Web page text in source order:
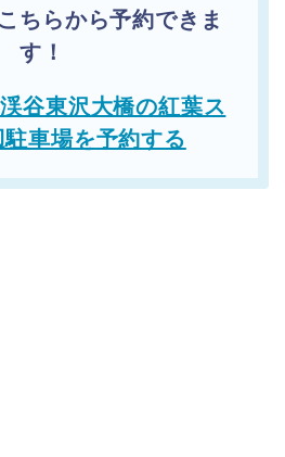
ちらから予約できま
す！
谷東沢大橋の紅葉ス
車場を予約する